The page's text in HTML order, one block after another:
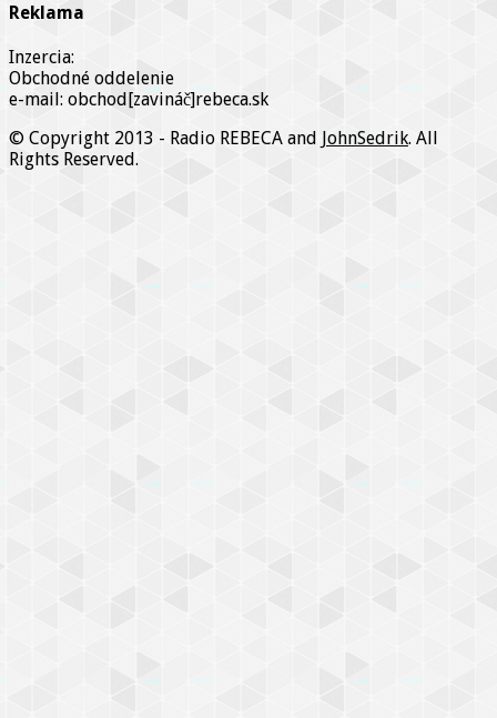
Reklama
Inzercia:
Obchodné oddelenie
e-mail: obchod[zavináč]rebeca.sk
© Copyright 2013 - Radio REBECA and JohnSedrik. All
Rights Reserved.